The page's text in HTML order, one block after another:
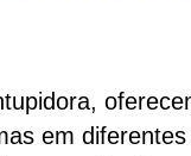
,
em